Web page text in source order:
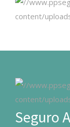
Seguro